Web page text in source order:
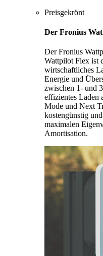
Preisgekrönt
Der Fronius
Der Fronius
Wattpilot Flex ist
wirtschaftliches
Energie und
zwischen 1- und
effizientes Laden
Mode und Next
kostengünstig
maximalen
Amortisation.